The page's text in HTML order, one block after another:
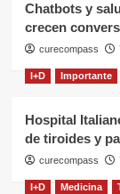
Chatbots y
crecen
curecompass
I+D Importante
Hospital
de tiroides y
curecompass
I+D Medicina